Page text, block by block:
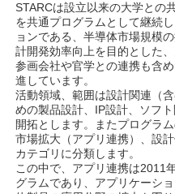
STARCは設立以来の大学との
を共通プログラムとして継続
ョンである、半導体市場規模
計開発効率向上を目的とした
参画会社や官学との連携も含
進しています。
活動領域、範囲は設計関連（
めの製品設計、IP設計、ソフ
開拓とします。またプログラ
市場拡大（アプリ連携）、設
カテゴリに分類します。
この中で、アプリ連携は2011
グラムであり、アプリケーシ